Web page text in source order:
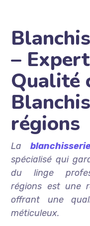
–
Qualité
régions
La
spécialisé qui
du linge
régions est une
offrant une
méticuleux.